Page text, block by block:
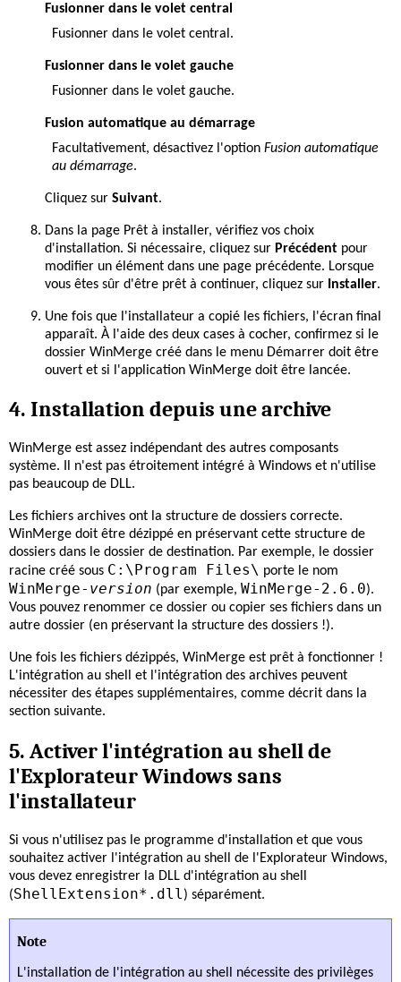
Fusionner dans le volet central
Fusionner dans le volet central.
Fusionner dans le volet gauche
Fusionner dans le volet gauche.
Fusion automatique au démarrage
Facultativement, désactivez l'option Fusion automatique
au démarrage.
Cliquez sur Suivant.
Dans la page Prêt à installer, vérifiez vos choix
d'installation. Si nécessaire, cliquez sur Précédent pour
modifier un élément dans une page précédente. Lorsque
vous êtes sûr d'être prêt à continuer, cliquez sur Installer.
Une fois que l'installateur a copié les fichiers, l'écran final
apparaît. À l'aide des deux cases à cocher, confirmez si le
dossier WinMerge créé dans le menu Démarrer doit être
ouvert et si l'application WinMerge doit être lancée.
4. Installation depuis une archive
WinMerge est assez indépendant des autres composants
système. Il n'est pas étroitement intégré à Windows et n'utilise
pas beaucoup de DLL.
Les fichiers archives ont la structure de dossiers correcte.
WinMerge doit être dézippé en préservant cette structure de
dossiers dans le dossier de destination. Par exemple, le dossier
racine créé sous C:\Program Files\ porte le nom
WinMerge- version (par exemple, WinMerge-2.6.0).
Vous pouvez renommer ce dossier ou copier ses fichiers dans un
autre dossier (en préservant la structure des dossiers !).
Une fois les fichiers dézippés, WinMerge est prêt à fonctionner !
L'intégration au shell et l'intégration des archives peuvent
nécessiter des étapes supplémentaires, comme décrit dans la
section suivante.
5. Activer l'intégration au shell de
l'Explorateur Windows sans
l'installateur
Si vous n'utilisez pas le programme d'installation et que vous
souhaitez activer l'intégration au shell de l'Explorateur Windows,
vous devez enregistrer la DLL d'intégration au shell
(ShellExtension*.dll) séparément.
Note
L'installation de l'intégration au shell nécessite des privilèges